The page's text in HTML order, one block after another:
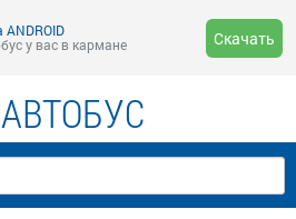
у вас в кармане
Скачать